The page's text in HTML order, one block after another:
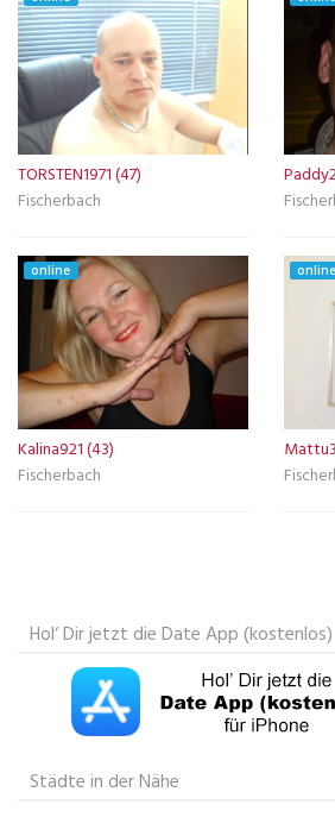
TORSTEN1971 (47)
Fischerbach
online
Kalina921 (43)
Fischerbach
online
Hol‘ Dir jetzt die Date App (kostenlos)
Städte in der Nähe